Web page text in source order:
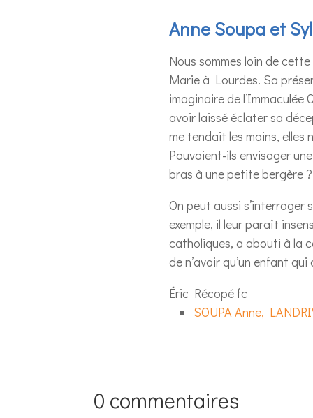
Anne Soupa et
Nous sommes loin de
Marie à Lourdes. Sa
imaginaire de
avoir laissé éclater sa
me tendait les mains, elles
Pouvaient-ils envisager
bras à une petite bergère
On peut aussi
exemple, il leur paraît
catholiques, a abouti à la
de n’avoir qu’un enfant
Éric Récopé fc
SOUPA Anne,
0 commentaires